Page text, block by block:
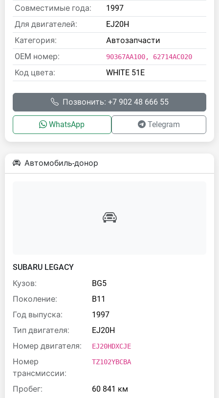
Совместимые года:
1997
Для двигателей:
EJ20H
Категория:
Автозапчасти
OEM номер:
90367AA100, 62714AC020
Код цвета: WHITE 51E
Позвонить: +7 902 48 666 55
WhatsApp Telegram
Автомобиль-донор
SUBARU LEGACY
Кузов:
BG5
Поколение:
B11
Год выпуска:
1997
Тип двигателя:
EJ20H
Номер двигателя:
EJ20HDXCJE
Номер
трансмиссии:
TZ102YBCBA
Пробег:
60 841 км